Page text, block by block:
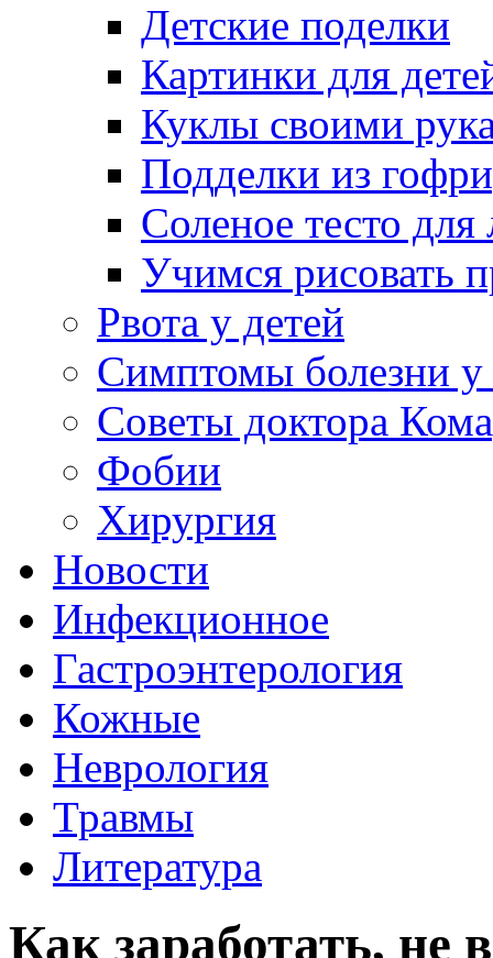
Детские поделки
Картинки для
Куклы своими
Подделки из
Соленое тесто для
Учимся рисовать
Рвота у детей
Симптомы болезни у
Советы доктора
Фобии
Хирургия
Новости
Инфекционное
Гастроэнтерология
Кожные
Неврология
Травмы
Литература
Как заработать, не